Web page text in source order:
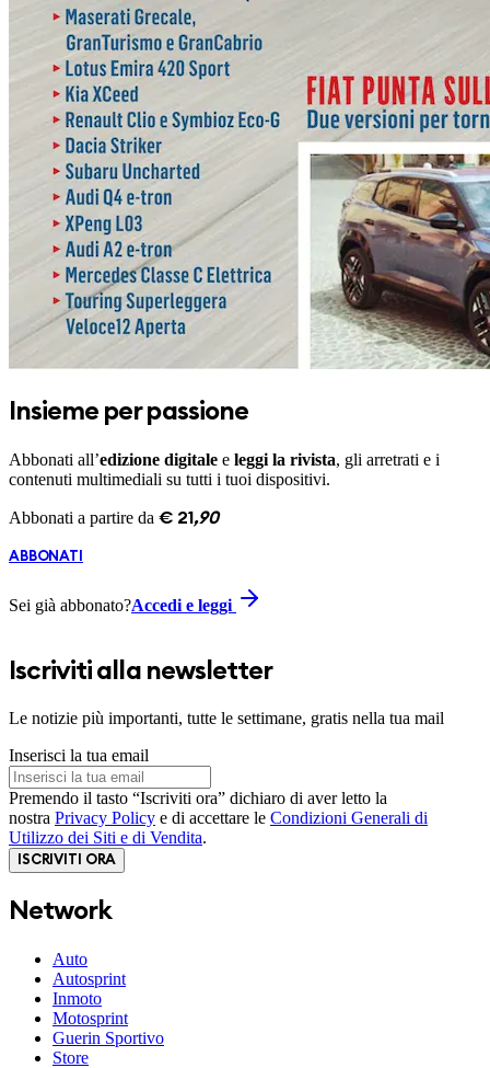
Insieme per passione
Abbonati all’edizione digitale e leggi la rivista, gli arretrati e i
contenuti multimediali su tutti i tuoi dispositivi.
Abbonati a partire da € 21 ,90
ABBONATI
Sei già abbonato?Accedi e leggi
Iscriviti alla newsletter
Le notizie più importanti, tutte le settimane, gratis nella tua mail
Inserisci la tua email
Premendo il tasto “Iscriviti ora” dichiaro di aver letto la
nostra Privacy Policy e di accettare le Condizioni Generali di
Utilizzo dei Siti e di Vendita.
ISCRIVITI ORA
Network
Auto
Autosprint
Inmoto
Motosprint
Guerin Sportivo
Store